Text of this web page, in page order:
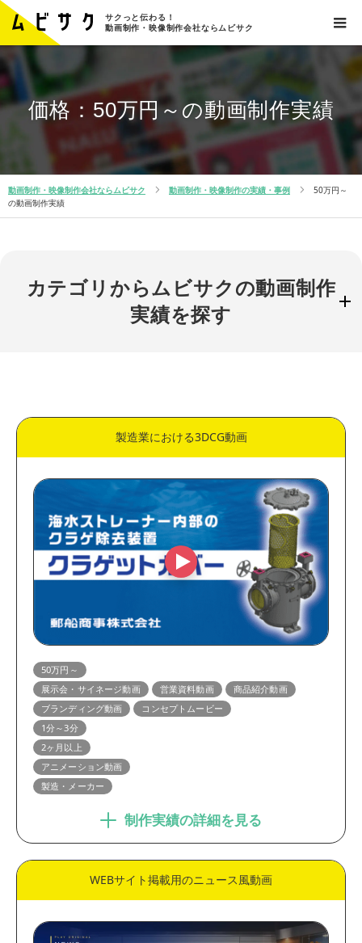
サクっと伝わる！
動画制作・映像制作会社ならムビサク
価格：50万円～の動画制作実績
動画制作・映像制作会社ならムビサク 動画制作・映像制作の実績・事例
50万円～
の動画制作実績
カテゴリからムビサクの動画制作
実績を探す
表現方法
実写動画 アニメーション動画
用途
動画広告・SNS広告動画
展示会・サイネージ動画
営業資料動画
教育・研修動画
リクルート・採用動画
マニュアル・HowTo動画
ホームページ掲載動画
サービス紹介動画
商品紹介動画
YouTube動画
ブランディング動画
英語・多言語動画
コンセプトムービー
インタビュー動画
ショートドラマ
製造・メーカー
金融・保険・医療
EC・小売・流通
人材・教育
製造業における3DCG動画
50万円～
展示会・サイネージ動画
営業資料動画
商品紹介動画
ブランディング動画
コンセプトムービー
1分～3分
2ヶ月以上
アニメーション動画
製造・メーカー
制作実績の詳細を見る
WEBサイト掲載用のニュース風動画